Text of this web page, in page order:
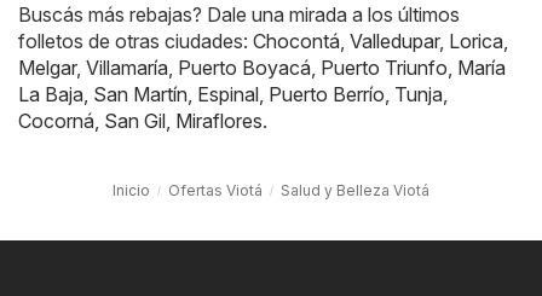
Buscás más rebajas? Dale una mirada a los últimos
folletos de otras ciudades: Chocontá Valledupar, Lorica
Melgar, Villamaría Puerto Boyacá Puerto Triunfo María
La Baja San Martín Espinal Puerto Berrío Tunja
Cocorná San Gil Miraflores.
Inicio Ofertas Viotá Salud y Belleza Viotá